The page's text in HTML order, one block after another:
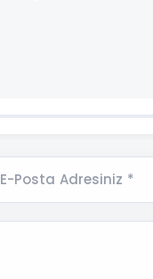
E-Posta Adresiniz *